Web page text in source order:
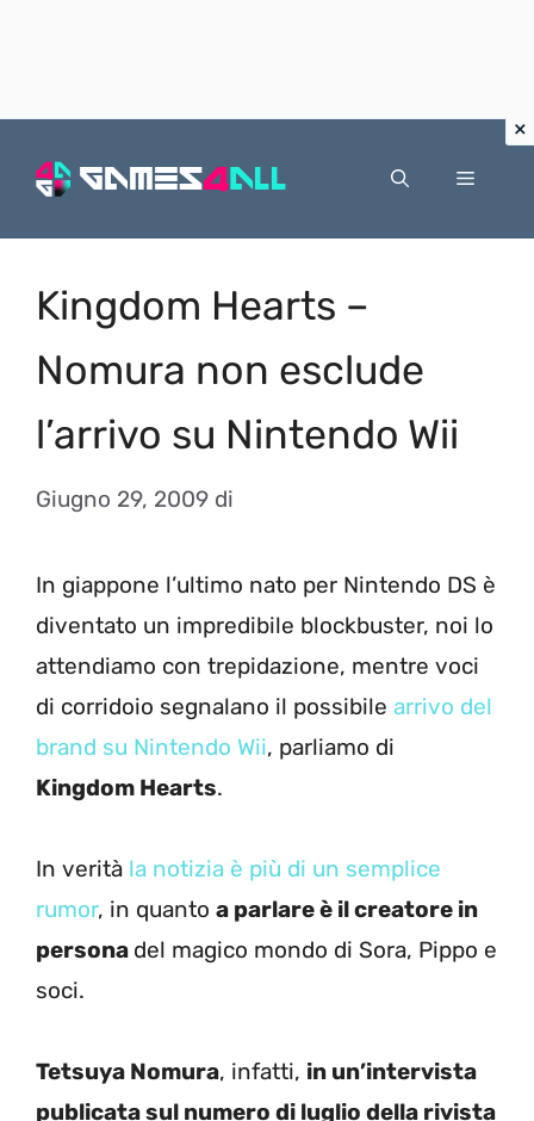
Menu
Kingdom Hearts –
Nomura non esclude
l’arrivo su Nintendo Wii
Giugno 29, 2009 di
In giappone l’ultimo nato per Nintendo DS è
diventato un impredibile blockbuster, noi lo
attendiamo con trepidazione, mentre voci
di corridoio segnalano il possibile arrivo del
brand su Nintendo Wii, parliamo di
Kingdom Hearts.
In verità la notizia è più di un semplice
rumor, in quanto a parlare è il creatore in
persona del magico mondo di Sora, Pippo e
soci.
Tetsuya Nomura, infatti, in un’intervista
publicata sul numero di luglio della rivista